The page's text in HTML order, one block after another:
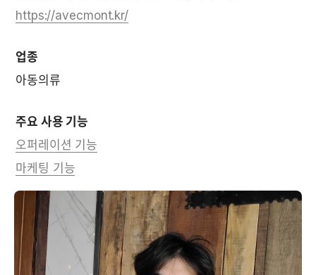
https://avecmont.kr/
업종
아동의류
주요 사용 기능
오퍼레이션 기능
마케팅 기능